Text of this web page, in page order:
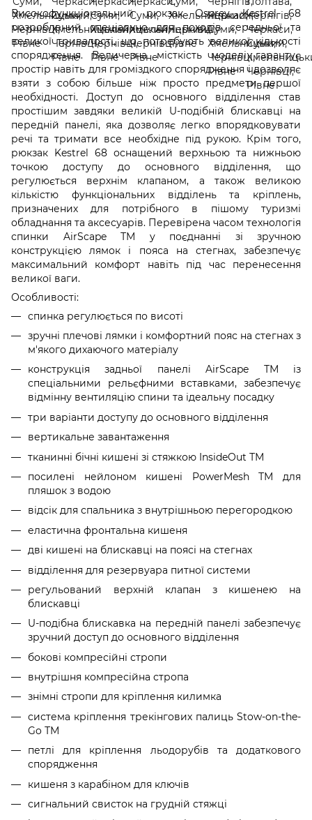
Високофункціональний рюкзак Osprey Kestrel 68
розроблений спеціально для походів середньої та
великої тривалості, що потребують великої кількості
спорядження. Величезна місткість моделі гарантує
простір навіть для громіздкого спорядження і дозволяє
взяти з собою більше ніж просто предмети першої
необхідності. Доступ до основного відділення став
простішим завдяки великій U-подібній блискавці на
передній панелі, яка дозволяє легко впорядковувати
речі та тримати все необхідне під рукою. Крім того,
рюкзак Kestrel 68 оснащений верхньою та нижньою
точкою доступу до основного відділення, що
регулюється верхнім клапаном, а також великою
кількістю функціональних відділень та кріплень,
призначених для потрібного в пішому туризмі
обладнання та аксесуарів. Перевірена часом технологія
спинки AirScape ТМ у поєднанні зі зручною
конструкцією лямок і пояса на стегнах, забезпечує
максимальний комфорт навіть під час перенесення
великої ваги.
Особливості:
спинка регулюється по висоті
зручні плечові лямки і комфортний пояс на стегнах з
м'якого дихаючого матеріалу
конструкція задньої панелі AirScape ТМ із
спеціальними рельєфними вставками, забезпечує
відмінну вентиляцію спини та ідеальну посадку
три варіанти доступу до основного відділення
вертикальне завантаження
тканинні бічні кишені зі стяжкою InsideOut ТМ
посилені нейлоном кишені PowerMesh ТМ для
пляшок з водою
відсік для спальника з внутрішньою перегородкою
еластична фронтальна кишеня
дві кишені на блискавці на поясі на стегнах
відділення для резервуара питної системи
регульований верхній клапан з кишенею на
блискавці
U-подібна блискавка на передній панелі забезпечує
зручний доступ до основного відділення
бокові компресійні стропи
внутрішня компресійна стропа
знімні стропи для кріплення килимка
система кріплення трекінгових палиць Stow-on-the-
Go ТМ
петлі для кріплення льодорубів та додаткового
спорядження
кишеня з карабіном для ключів
сигнальний свисток на грудній стяжці